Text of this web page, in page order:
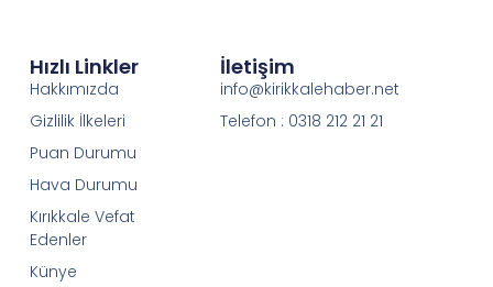
Hızlı Linkler
Hakkımızda
Gizlilik İlkeleri
Puan Durumu
Hava Durumu
Kırıkkale Vefat
Edenler
Künye
İletişim
info@kirikkalehaber.net
Telefon : 0318 212 21 21